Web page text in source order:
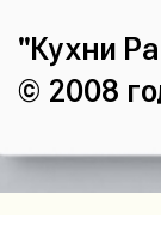
"Кухни
© 2008